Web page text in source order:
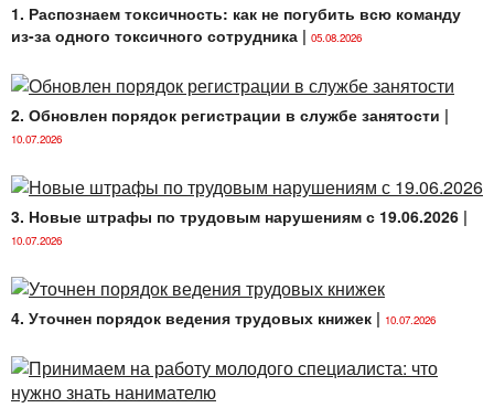
1. Распознаем токсичность: как не погубить всю команду
из-за одного токсичного сотрудника | 05.08.2026
2. Обновлен порядок регистрации в службе занятости |
10.07.2026
3. Новые штрафы по трудовым нарушениям с 19.06.2026 |
10.07.2026
4. Уточнен порядок ведения трудовых книжек | 10.07.2026